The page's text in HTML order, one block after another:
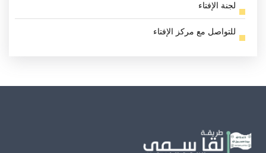
لجنة الإفتاء
للتواصل مع مركز الإفتاء